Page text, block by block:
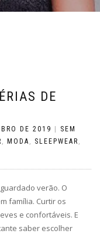
DE
DE 2019
SEM
, MODA , SLEEPWEAR ,
verão. O
família. Curtir os
e confortáveis. E
saber escolher